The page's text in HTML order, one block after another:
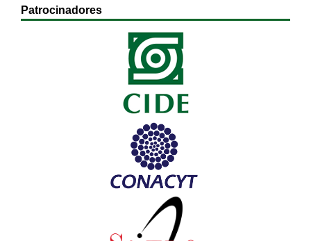
Patrocinadores